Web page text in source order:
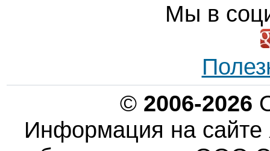
Мы в
© 2006-2026
Информация на сайте